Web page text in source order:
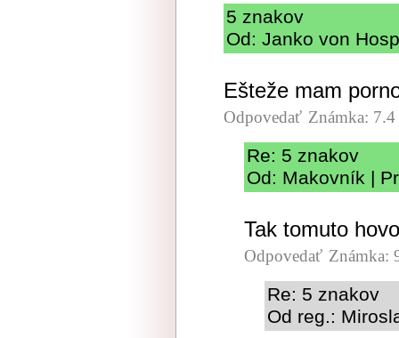
5 znakov
Od: Janko von
Ešteže mam
Odpovedať Známka: 7.4
Re: 5 znakov
Od: Makovník |
Tak tomuto
Odpovedať Známka:
Re: 5 znakov
Od reg.: